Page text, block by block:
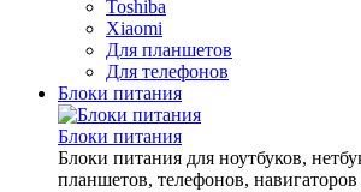
Toshiba
Xiaomi
Для планшетов
Для телефонов
Блоки питания
Блоки питания
Блоки питания для ноутбуков,
планшетов, телефонов,